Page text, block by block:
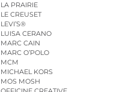
LA PRAIRIE
LE CREUSET
LEVI’S®
LUISA CERANO
MARC CAIN
MARC O’POLO
MCM
MICHAEL KORS
MOS MOSH